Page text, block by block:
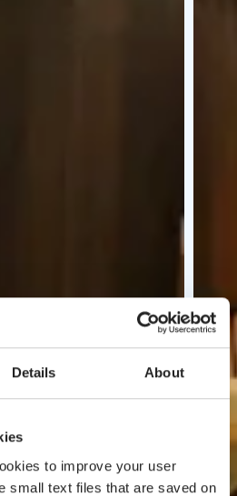
Details About
to improve your user
small text files that are saved on